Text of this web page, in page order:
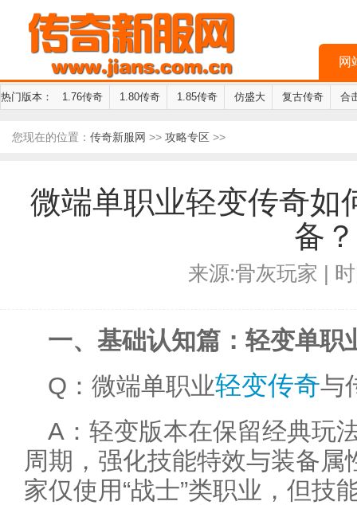
网
热门版本： 1.76传奇 1.80传奇 1.85传奇 仿盛大 复古传奇 合
您现在的位置： 传奇新服网 >> 攻略专区 >>
微端单职业轻变传奇如
备？
来源:骨灰玩家 |
一、基础认知篇：轻变单职
Q：微端单职业轻变传奇与
A：轻变版本在保留经典玩
周期，强化技能特效与装备
家仅使用“战士”类职业，但技